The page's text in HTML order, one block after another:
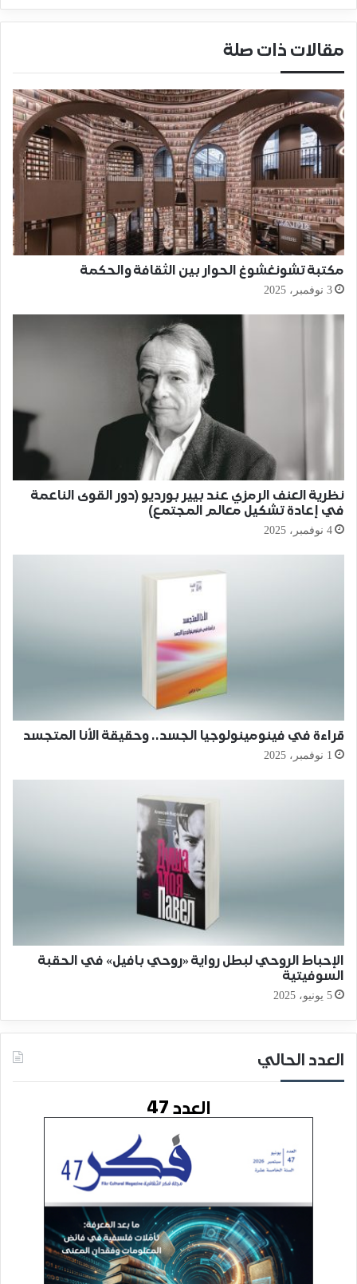
مقالات ذات صلة
مكتبة تشونغشوغ الحوار بين الثقافة والحكمة
3 نوفمبر، 2025
نظرية العنف الرمزي عند بيير بورديو (دور القوى الناعمة
في إعادة تشكيل معالم المجتمع)
4 نوفمبر، 2025
قراءة في فينومينولوجيا الجسد.. وحقيقة الأنا المتجسد
1 نوفمبر، 2025
الإحباط الروحي لبطل رواية «روحي بافيل» في الحقبة
السوفيتية
5 يونيو، 2025
العدد الحالي
العدد 47